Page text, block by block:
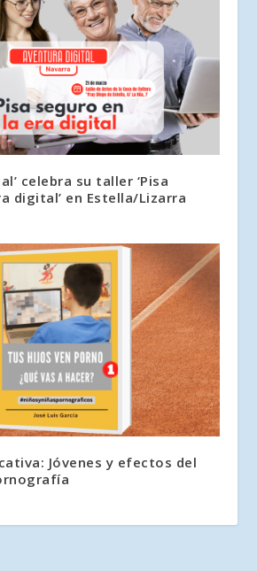
celebra su taller ‘Pisa
digital’ en Estella/Lizarra
Jóvenes y efectos del